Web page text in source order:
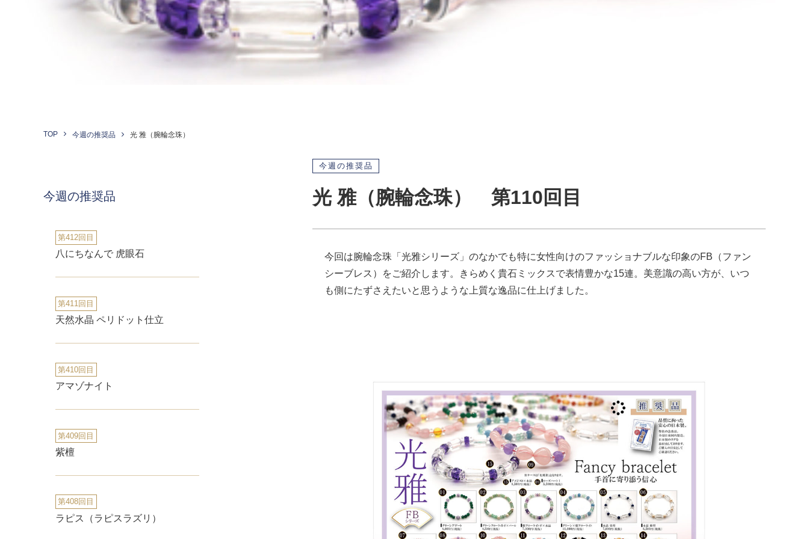
TOP 今週の推奨品 光 雅（腕輪念珠）
今週の推奨品
光 雅（腕輪念珠） 第110回目
今回は腕輪念珠「光雅シリーズ」のなかでも特に女性向けのファッショナブルな印象のFB（ファン
シーブレス）をご紹介します。きらめく貴石ミックスで表情豊かな15連。美意識の高い方が、いつ
も側にたずさえたいと思うような上質な逸品に仕上げました。
今週の推奨品
第412回目
八にちなんで 虎眼石
第411回目
天然水晶 ペリドット仕立
第410回目
アマゾナイト
第409回目
紫檀
第408回目
ラピス（ラピスラズリ）